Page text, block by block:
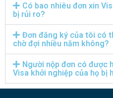
Có bao nhiêu đơn xin
bị rủi ro?
Đơn đăng ký của tôi có
chờ đợi nhiều năm không?
Người nộp đơn có được
Visa khởi nghiệp của họ bị